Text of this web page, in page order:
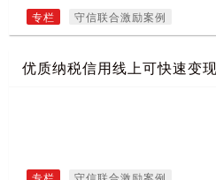
专栏 守信联合激励案例
优质纳税信用线上可快速变
专栏 守信联合激励案例